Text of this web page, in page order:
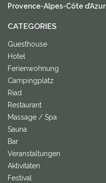
Provence-Alpes-Côte d’Azur
CATEGORIES
Guesthouse
Hotel
Ferienwohnung
Campingplatz
Riad
Restaurant
Massage / Spa
Sauna
Bar
Veranstaltungen
Aktivitäten
Festival